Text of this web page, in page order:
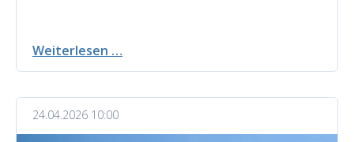
Weiterlesen …
erneuerbaren
2026
24.04.2026 10:00